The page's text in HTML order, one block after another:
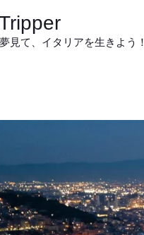
見て、イタリアを生きよう！